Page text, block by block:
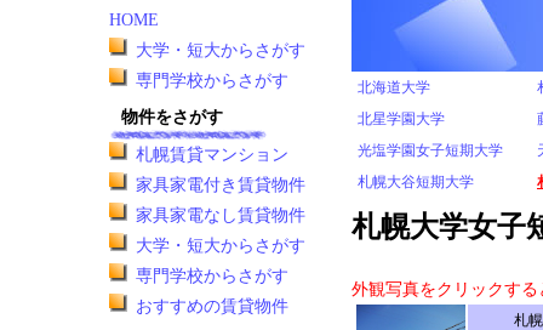
北海道大学
北星学園大学
光塩学園女子短期大学
札幌大谷短期大学
札幌大学女子
外観写真をクリックす
札
HOME
大学・短大からさがす
専門学校からさがす
物件をさがす
札幌賃貸マンション
家具家電付き賃貸物件
家具家電なし賃貸物件
大学・短大からさがす
専門学校からさがす
おすすめの賃貸物件